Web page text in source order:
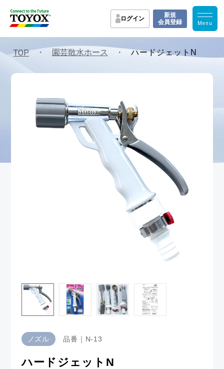
ログイン
新規
会員登録
TOP ・ 園芸散水ホース ・ ハードジェットN
ノズル 品番｜N-13
ハードジェットN